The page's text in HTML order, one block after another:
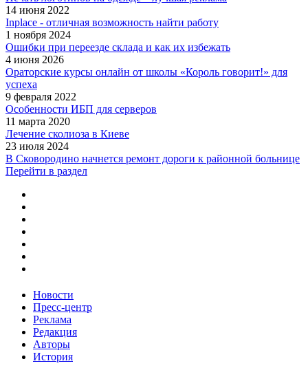
14 июня 2022
Inplace - отличная возможность найти работу
1 ноября 2024
Ошибки при переезде склада и как их избежать
4 июня 2026
Ораторские курсы онлайн от школы «Король говорит!» для
успеха
9 февраля 2022
Особенности ИБП для серверов
11 марта 2020
Лечение сколиоза в Киеве
23 июля 2024
В Сковородино начнется ремонт дороги к районной больнице
Перейти в раздел
Новости
Пресс-центр
Реклама
Редакция
Авторы
История